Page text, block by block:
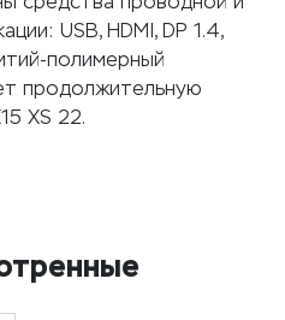
USB, HDMI, DP 1.4,
полимерный
продолжительную
XS 22.